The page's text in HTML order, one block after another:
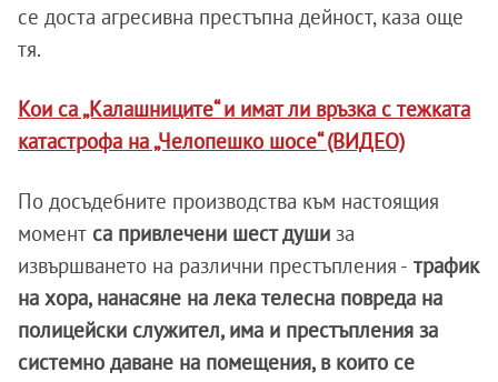
се доста агресивна престъпна дейност, каза още
тя.
Кои са „Калашниците“ и имат ли връзка с тежката
катастрофа на „Челопешко шосе“ (ВИДЕО)
По досъдебните производства към настоящия
момент са привлечени шест души за
извършването на различни престъпления - трафик
на хора, нанасяне на лека телесна повреда на
полицейски служител, има и престъпления за
системно даване на помещения, в които се